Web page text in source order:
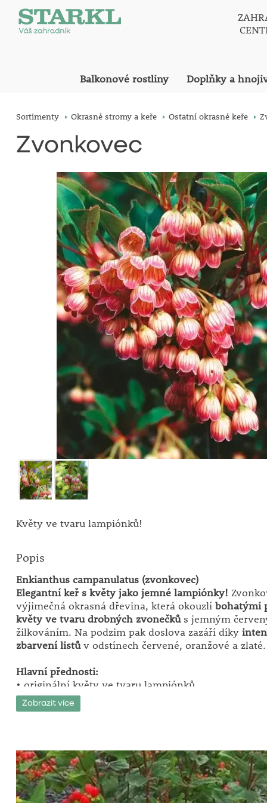
Balkonové rostliny Doplňky a
Sortimenty Okrasné stromy a keře Ostatní okrasné keře
Zvonkovec
Květy ve tvaru lampiónků!
Popis
Enkianthus campanulatus (zvonkovec)
Elegantní keř s květy jako jemné lampiónky!
výjimečná okrasná dřevina, která okouzlí bohatými
květy ve tvaru drobných zvonečkůs jemným
žilkováním. Na podzim pak doslova zazáří díky
zbarvení listův odstínech červené, oranžové a zlaté.
Hlavní přednosti:
• originální květy ve tvaru lampiónků
• jemné bílo-krémové květy s červeným žilkováním
• výrazné podzimní zbarvení listů
• vhodná do japonských a přírodních zahrad
Botanická charakteristika:
Enkianthus campanulatus je opadavý keř
Zobrazit více